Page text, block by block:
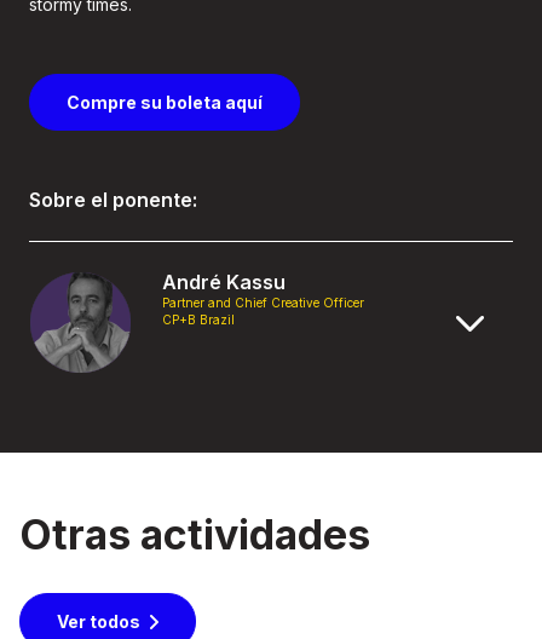
stormy times.
Compre su boleta aquí
Sobre el ponente:
André Kassu
Partner and Chief Creative Officer
CP+B Brazil
Otras actividades
Ver todos